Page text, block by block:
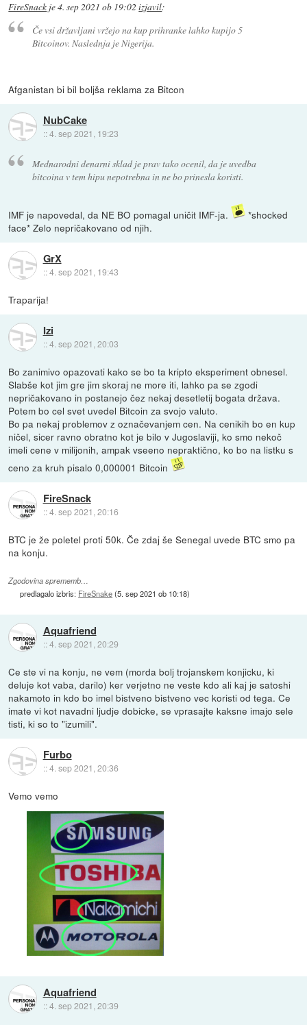
FireSnack je4. sep 2021 ob 19:02 izjavil:
Če vsi državljani vržejo na kup prihranke lahko kupijo 5
Bitcoinov. Naslednja je Nigerija.
Afganistan bi bil boljša reklama za Bitcon
NubCake
::4. sep 2021, 19:23
Mednarodni denarni sklad je prav tako ocenil, da je uvedba
bitcoina v tem hipu nepotrebna in ne bo prinesla koristi.
IMF je napovedal, da NE BO pomagal uničit IMF-ja.
*shocked
face* Zelo nepričakovano od njih.
GrX
::4. sep 2021, 19:43
Traparija!
Izi
::4. sep 2021, 20:03
Bo zanimivo opazovati kako se bo ta kripto eksperiment obnesel.
Slabše kot jim gre jim skoraj ne more iti, lahko pa se zgodi
nepričakovano in postanejo čez nekaj desetletij bogata država.
Potem bo cel svet uvedel Bitcoin za svojo valuto.
Bo pa nekaj problemov z označevanjem cen. Na cenikih bo en kup
ničel, sicer ravno obratno kot je bilo v Jugoslaviji, ko smo nekoč
imeli cene v milijonih, ampak vseeno nepraktično, ko bo na listku s
ceno za kruh pisalo 0,000001 Bitcoin
FireSnack
::4. sep 2021, 20:16
BTC je že poletel proti 50k. Če zdaj še Senegal uvede BTC smo pa
na konju.
Zgodovina sprememb…
predlagalo izbris: FireSnake(5. sep 2021 ob 10:18)
Aquafriend
::4. sep 2021, 20:29
Ce ste vi na konju, ne vem (morda bolj trojanskem konjicku, ki
deluje kot vaba, darilo) ker verjetno ne veste kdo ali kaj je satoshi
nakamoto in kdo bo imel bistveno bistveno vec koristi od tega. Ce
imate vi kot navadni ljudje dobicke, se vprasajte kaksne imajo sele
tisti, ki so to "izumili".
Furbo
::4. sep 2021, 20:36
Vemo vemo
Aquafriend
::4. sep 2021, 20:39